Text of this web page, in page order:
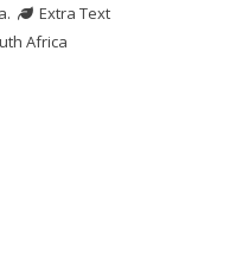
.
Extra Text
Africa